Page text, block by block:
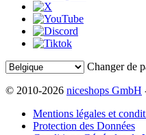
Changer de
© 2010-2026 niceshops GmbH
Mentions légales et
Protection des Données